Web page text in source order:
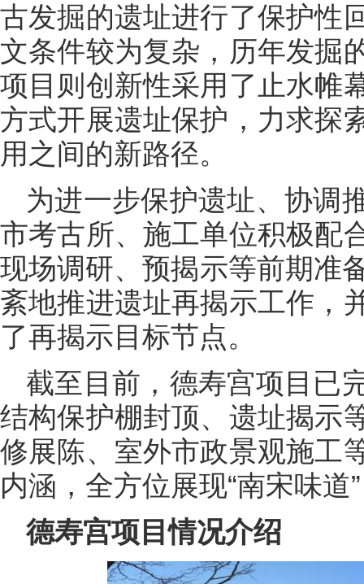
古发掘的遗址进行了保护性
文条件较为复杂，历年发掘
项目则创新性采用了止水帷
方式开展遗址保护，力求探
用之间的新路径。
为进一步保护遗址、协调
市考古所、施工单位积极配
现场调研、预揭示等前期准
紊地推进遗址再揭示工作，
了再揭示目标节点。
截至目前，德寿宫项目已
结构保护棚封顶、遗址揭示
修展陈、室外市政景观施工
内涵，全方位展现“南宋味道
德寿宫项目情况介绍